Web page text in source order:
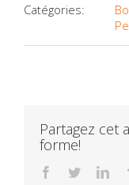
Catégories:
Partagez cet
forme!
Facebook
Twitter